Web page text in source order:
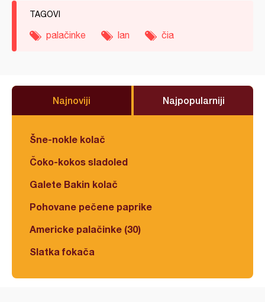
TAGOVI
palačinke lan čia
Najnoviji Najpopularniji
Šne-nokle kolač
Čoko-kokos sladoled
Galete Bakin kolač
Pohovane pečene paprike
Americke palačinke (30)
Slatka fokača